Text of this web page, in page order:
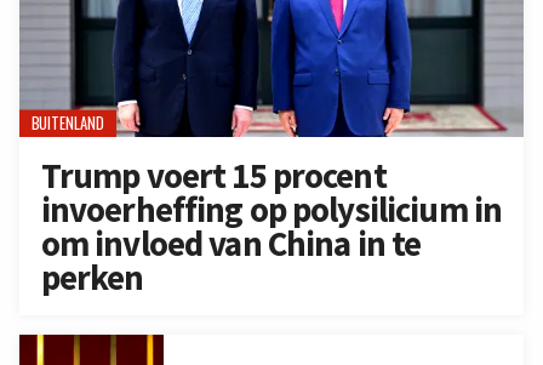
BUITENLAND
Trump voert 15 procent
invoerheffing op polysilicium in
om invloed van China in te
perken